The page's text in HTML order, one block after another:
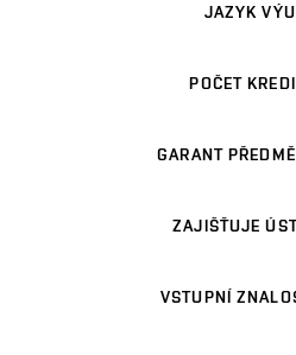
JAZYK
POČET
GARANT
ZAJIŠŤUJE
VSTUPNÍ